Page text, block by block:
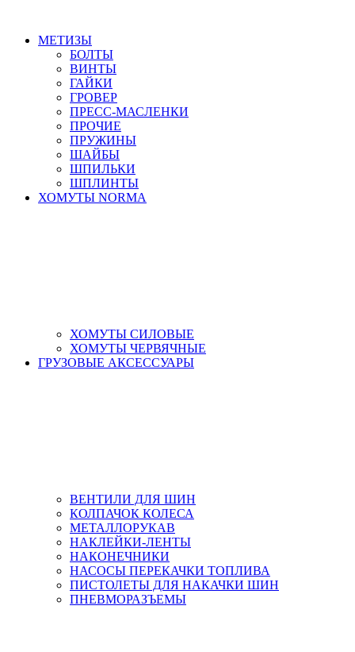
МЕТИЗЫ
БОЛТЫ
ВИНТЫ
ГАЙКИ
ГРОВЕР
ПРЕСС-МАСЛЕНКИ
ПРОЧИЕ
ПРУЖИНЫ
ШАЙБЫ
ШПИЛЬКИ
ШПЛИНТЫ
ХОМУТЫ NORMA
ХОМУТЫ СИЛОВЫЕ
ХОМУТЫ ЧЕРВЯЧНЫЕ
ГРУЗОВЫЕ АКСЕССУАРЫ
ВЕНТИЛИ ДЛЯ ШИН
КОЛПАЧОК КОЛЕСА
МЕТАЛЛОРУКАВ
НАКЛЕЙКИ-ЛЕНТЫ
НАКОНЕЧНИКИ
НАСОСЫ ПЕРЕКАЧКИ ТОПЛИВА
ПИСТОЛЕТЫ ДЛЯ НАКАЧКИ ШИН
ПНЕВМОРАЗЪЕМЫ